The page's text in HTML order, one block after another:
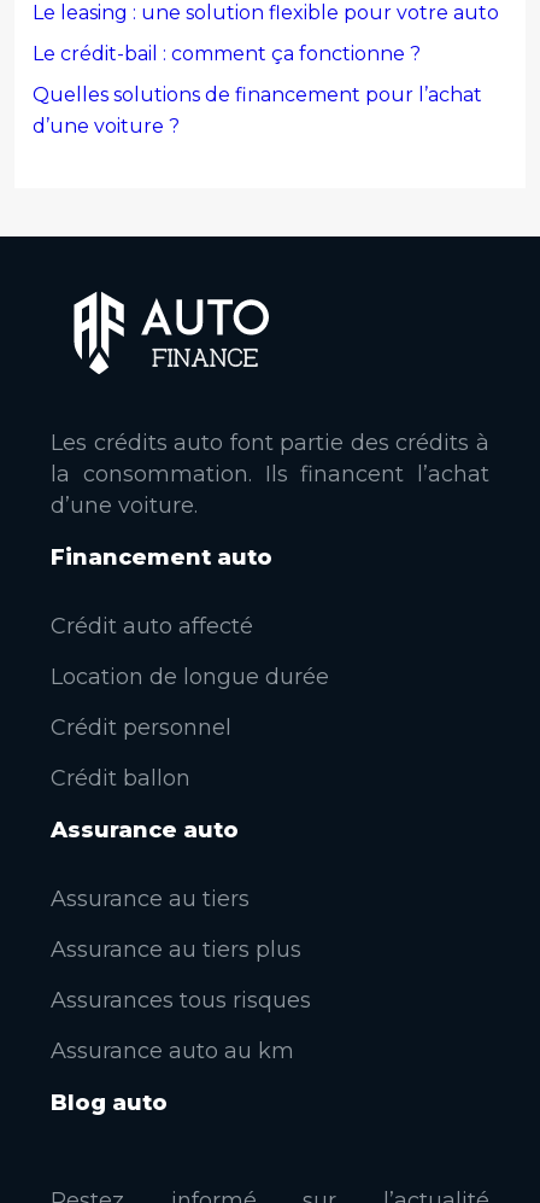
Le leasing : une solution flexible pour votre auto
Le crédit-bail : comment ça fonctionne ?
Quelles solutions de financement pour l’achat
d’une voiture ?
Les crédits auto font partie des crédits à
la consommation. Ils financent l’achat
d’une voiture.
Financement auto
Crédit auto affecté
Location de longue durée
Crédit personnel
Crédit ballon
Assurance auto
Assurance au tiers
Assurance au tiers plus
Assurances tous risques
Assurance auto au km
Blog auto